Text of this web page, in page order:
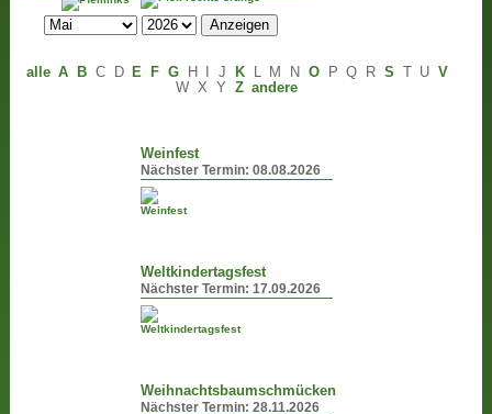
alle A B C D E F G H J K L M N O P Q R S U V
W X Y Z andere
Weinfest
Nächster Termin:08.08.2026
Weltkindertagsfest
Nächster Termin:17.09.2026
Weihnachtsbaumschmücken
Nächster Termin:28.11.2026